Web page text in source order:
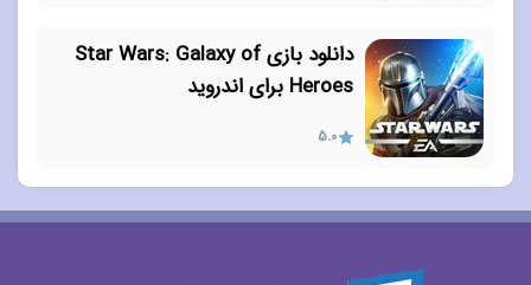
دانلود بازی Star Wars: Galaxy of
Heroes برای اندروید
5.0